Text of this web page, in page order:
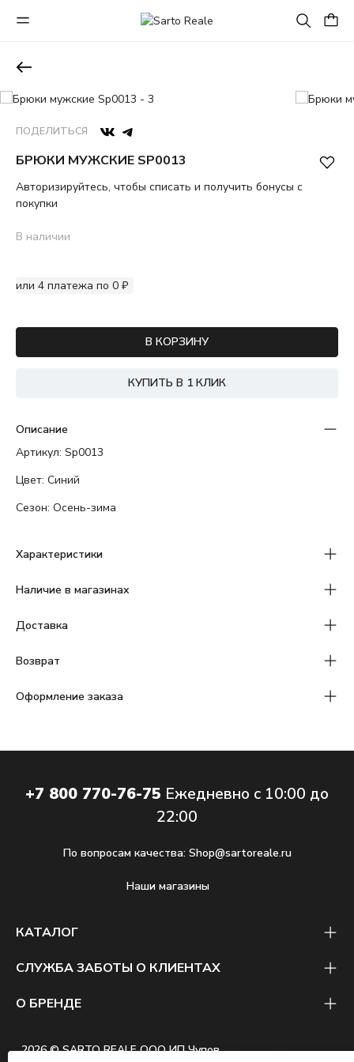
ПОДЕЛИТЬСЯ
БРЮКИ МУЖСКИЕ SP0013
Авторизируйтесь, чтобы списать и получить бонусы с
покупки
В наличии
или 4 платежа по 0 ₽
В КОРЗИНУ
КУПИТЬ В 1 КЛИК
Описание
Артикул: Sp0013
Цвет: Синий
Сезон: Осень-зима
Характеристики
Наличие в магазинах
Доставка
Возврат
Оформление заказа
КАТАЛОГ
СЛУЖБА ЗАБОТЫ О КЛИЕНТАХ
О БРЕНДЕ
+7 800 770-76-75 Ежедневно с 10:00 до
22:00
По вопросам качества: Shop@sartoreale.ru
Наши магазины
2026 © SARTO REALE ООО ИП Чупов